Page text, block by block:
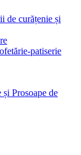
de curățenie și
patiserie
și Prosoape de